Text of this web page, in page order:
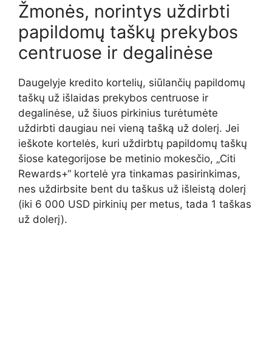
Žmonės, norintys uždirbti
papildomų taškų prekybos
centruose ir degalinėse
Daugelyje kredito kortelių, siūlančių papildomų
taškų už išlaidas prekybos centruose ir
degalinėse, už šiuos pirkinius turėtumėte
uždirbti daugiau nei vieną tašką už dolerį. Jei
ieškote kortelės, kuri uždirbtų papildomų taškų
šiose kategorijose be metinio mokesčio, „Citi
Rewards+“ kortelė yra tinkamas pasirinkimas,
nes uždirbsite bent du taškus už išleistą dolerį
(iki 6 000 USD pirkinių per metus, tada 1 taškas
už dolerį).